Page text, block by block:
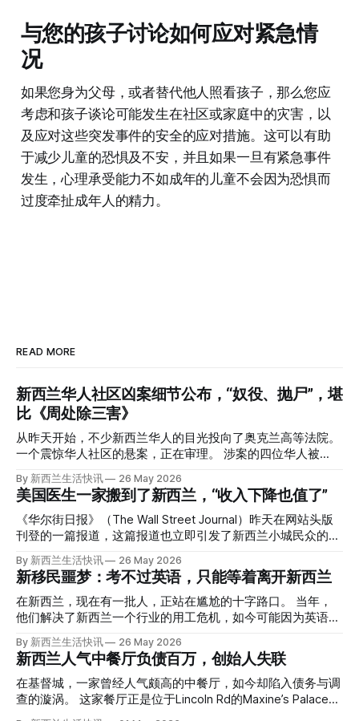
与您的孩子讨论如何应对紧急情
况
如果您身为父母，或者替代他人照看孩子，那么您应
考虑和孩子谈论可能发生在社区或家庭中的灾害，以
及应对这些突发事件的安全的应对措施。这可以有助
于减少儿童的恐惧及不安，并且如果一旦有紧急事件
发生，心理承受能力不如成年的儿童不会因为恐惧而
过度牵扯成年人的精力。
READ MORE
新西兰华人社区凶案细节公布，“奴役、抛尸”，堪
比《周处除三害》
从昨天开始，不少新西兰华人的目光投向了奥克兰高等法院。
一个震惊华人社区的悬案，正在审理。 涉案的四位华人被
告，站在了法庭，被控与一位70岁中国女人的死有关。 事情
的复杂程度，远超人们的想象。 神秘的黑色塑料袋 先让我们
回到2024年3月12日。 新西兰一个名叫Paul Middleton的老
人，在奥克兰Gulf Harbour钓鱼时，发现了一个黑色塑料袋，
里面是一堆衣服。 再扒开衣服，他看到了一只手，一只人
腰部对折，黑色胶带缠着头、手腕和身体，整个人被绑成胎儿
状。 两个10公斤的米袋装满了石头，用胶带死死缠在尸体
上。 死者是亚洲面孔的老年女性，头部、脸、胳膊都有钝器
伤，当时身穿一件“娟燕牌”内衣和黑色长裤。 她是谁？没有人
Operation Parade的案子，开始调查。 米袋泄露秘密 破案的
关键，是两个米袋。这两个塑料米袋里装着用来压住尸体的花
园石头。 每个米袋上都有序列号。 警察一家家查，发现这批
米是在奥克兰北岸一家超市卖的。
By 新西兰生活快讯 26 May 2026
美国医生一家搬到了新西兰，“收入下降也值了”
《华尔街日报》（The Wall Street Journal）昨天在网站头版
刊登的一篇报道，这篇报道也立即引发了新西兰小城民众的兴
趣： “精疲力尽的美国医生，正在离开美国，前往新西兰一座
偏远小镇。” “精疲力尽的美国医生”搬家新西兰 四年前，在加
州拉霍亚（La Jolla）一家医院担任内科医生的Brandon
Williams医生达到了崩溃的边缘。 患者人数激增、医疗人员短
缺、医疗事故诉讼的威胁，以及对患者无力支付医疗费用的忧
（PTSD）。他的其中一位同事甚至因自杀身亡。 他并不想放
弃从医，但他不想再在美国行医了。 于是，他与38岁的妻子
Ellen Williams开始在欧洲寻找更好的选择。 就在那时，他收
到了一封来自新西兰医疗招聘人员的信。 “虽然跑到那个‘与世
By 新西兰生活快讯 26 May 2026
新移民噩梦：考不过英语，只能等着离开新西兰
在新西兰，现在有一批人，正站在尴尬的十字路口。 当年，
他们解决了新西兰一个行业的用工危机，如今可能因为英语考
试，不得不在几年内离开这个国家。 一位移民的无奈感叹：
“如果我们真能考到那个分数，就不会来开公交车了。” 因为英
语，他们一直无法上岸 来自菲律宾的Ryan De Guzman，就是
这批人中的一员。 2023年，当他看到新西兰招聘海外公交司
机的信息时，几乎没有犹豫就提交了申请。 “我听说这里气候
By 新西兰生活快讯 26 May 2026
新西兰人气中餐厅负债百万，创始人失联
在基督城，一家曾经人气颇高的中餐厅，如今却陷入债务与调
查的漩涡。 这家餐厅正是位于Lincoln Rd的Maxine’s Palace。
其背后的公司已进入清算程序，债务总额接近100万纽币，而